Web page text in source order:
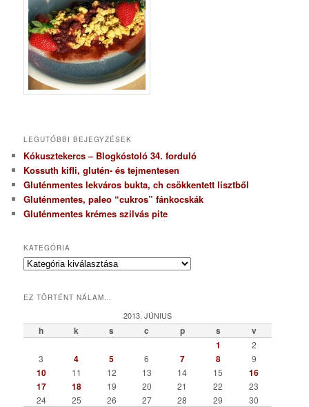
LEGUTÓBBI BEJEGYZÉSEK
Kókusztekercs – Blogkóstoló 34. forduló
Kossuth kifli, glutén- és tejmentesen
Gluténmentes lekváros bukta, ch csökkentett lisztből
Gluténmentes, paleo “cukros” fánkocskák
Gluténmentes krémes szilvás pite
KATEGÓRIA
K
e
r
EZ TÖRTÉNT NÁLAM…
2013. JÚNIUS
h k s c p s v
1
2
3
4 5 6 7 8 9
10 11 12 13 14 15
16
17
18 19 20 21 22
23
24
25 26 27 28 29 30